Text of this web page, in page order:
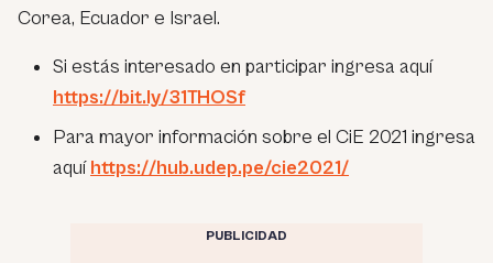
Corea, Ecuador e Israel.
Si estás interesado en participar ingresa aquí
https://bit.ly/31THOSf
Para mayor información sobre el CiE 2021 ingresa
aquíhttps://hub.udep.pe/cie2021/
PUBLICIDAD